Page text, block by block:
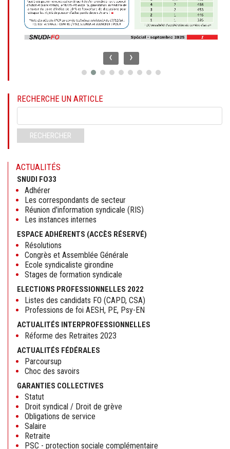
‹ ›
RECHERCHE UN ARTICLE
clés
RECHERCHER
ACTUALITÉS
SNUDI FO33
Adhérer
Les correspondants de secteur
Réunion d'information syndicale (RIS)
Les instances internes
ESPACE ADHÉRENTS (ACCÈS RÉSERVÉ)
Résolutions
Congrès et Assemblée Générale
Ecole syndicaliste girondine
Stages de formation syndicale
ELECTIONS PROFESSIONNELLES 2022
Listes des candidats FO (CAPD, CSA)
Professions de foi AESH, PE, Psy-EN
ACTUALITÉS INTERPROFESSIONNELLES
Réforme des Retraites 2023
ACTUALITÉS FÉDÉRALES
Parcoursup
Choc des savoirs
GARANTIES COLLECTIVES
Statut
Droit syndical / Droit de grève
Obligations de service
Salaire
Retraite
PSC - protection sociale complémentaire